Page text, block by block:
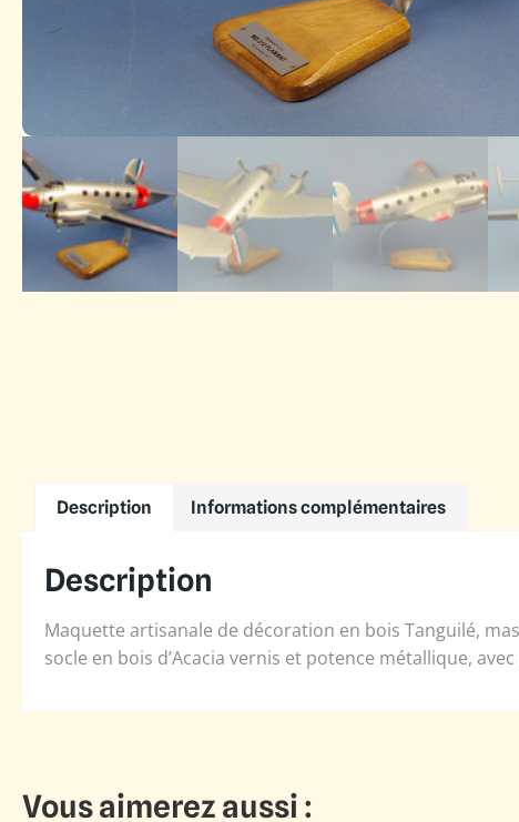
Description Informations complémentaires
Description
Maquette artisanale de décoration en bois Tanguilé,
socle en bois d’Acacia vernis et potence métallique,
Vous aimerez aussi :